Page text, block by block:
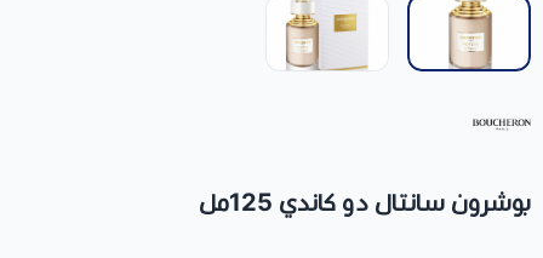
بوشرون سانتال دو كاندي 125مل